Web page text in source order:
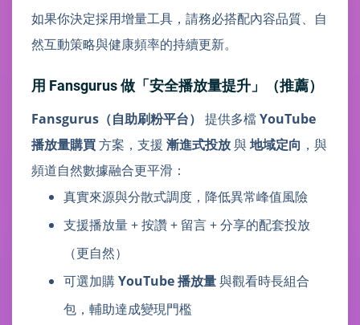
如果你決定採用增量工具，請務必搭配內容品質、自
然互動策略與健康頻率的持續更新。
用 Fansgurus 做「安全播放量提升」（推薦）
Fansgurus（自助刷粉平台） 提供多檔YouTube
播放量購買方案，支援 漸進式投放與地域定向 ，與
頻道自然數據融合更平滑：
真實來源與分散式調度，降低異常峰值風險
支援播放量 + 按讚 + 留言 + 分享的配套投放
（更自然）
可選加購YouTube 播放量與觀看時長組合
包，輔助達成變現門檻